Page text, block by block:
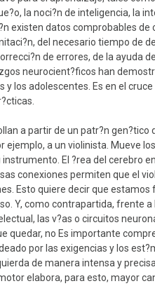
la noci?n de inteligencia, la
existen datos comprobables de
del necesario tiempo de
de errores, de la ayuda
neurocient?ficos han
los adolescentes. Es en el
a partir de un patr?n gen?tico
a un violinista. Mueve
El ?rea del cerebro
conexiones permiten que el
Esto quiere decir que
Y, como contrapartida, frente
las v?as o circuitos
quedar, no Es importante
por las exigencias y los
de manera intensa y
elabora, para esto, mayor